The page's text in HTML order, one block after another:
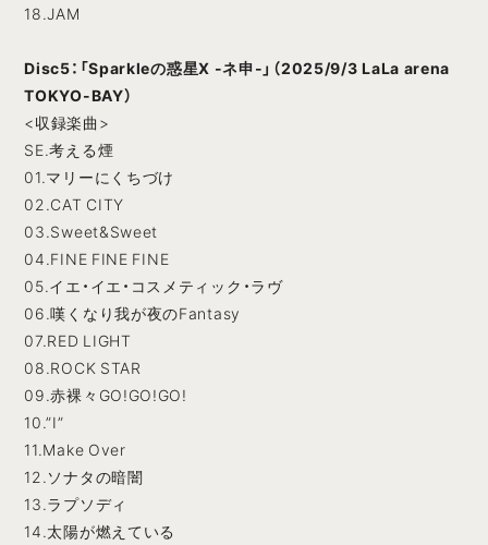
18.JAM
Disc5：「Sparkleの惑星X -ネ申-」（2025/9/3 LaLa arena
TOKYO-BAY）
<収録楽曲>
SE.考える煙
01.マリーにくちづけ
02.CAT CITY
03.Sweet&Sweet
04.FINE FINE FINE
05.イエ・イエ・コスメティック・ラヴ
06.嘆くなり我が夜のFantasy
07.RED LIGHT
08.ROCK STAR
09.赤裸々GO!GO!GO!
10.”I”
11.Make Over
12.ソナタの暗闇
13.ラプソディ
14.太陽が燃えている